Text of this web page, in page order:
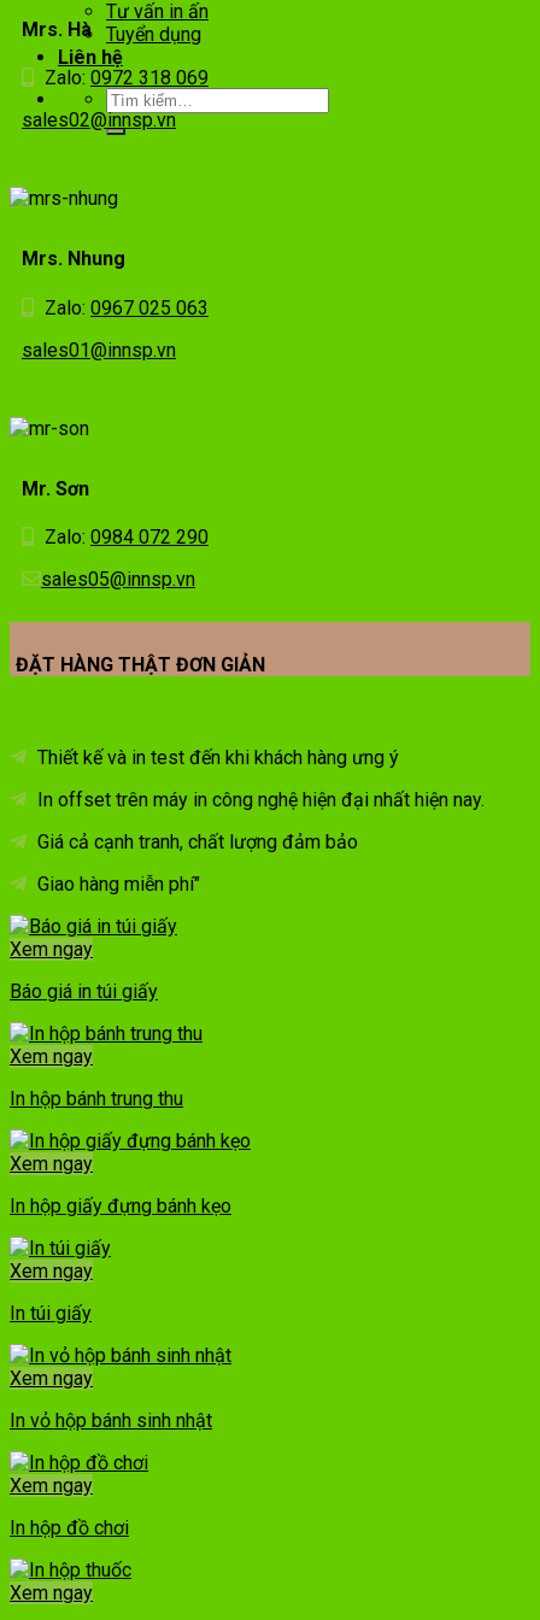
Tư vấn in ấn
Tuyển dụng
Liên hệ
Mrs. Hà
Zalo: 0972 318 069
sales02@innsp.vn
Mrs. Nhung
Zalo: 0967 025 063
sales01@innsp.vn
Mr. Sơn
Zalo: 0984 072 290
sales05@innsp.vn
ĐẶT HÀNG THẬT ĐƠN GIẢN
Thiết kế và in test đến khi khách hàng ưng ý
In offset trên máy in công nghệ hiện đại nhất hiện nay.
Giá cả cạnh tranh, chất lượng đảm bảo
Giao hàng miễn phí"
Xem ngay
Báo giá in túi giấy
Xem ngay
In hộp bánh trung thu
Xem ngay
In hộp giấy đựng bánh kẹo
Xem ngay
In túi giấy
Xem ngay
In vỏ hộp bánh sinh nhật
Xem ngay
In hộp đồ chơi
Xem ngay